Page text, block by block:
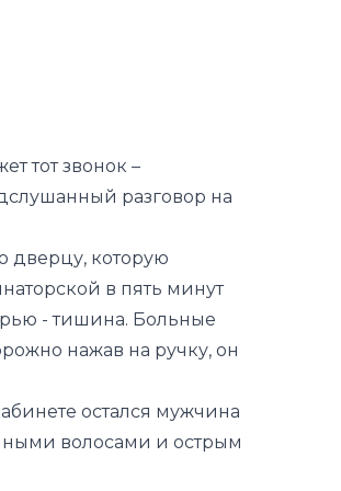
тот звонок –
разговор на
дверцу, которую
в пять минут
- тишина. Больные
нажав на ручку, он
остался мужчина
волосами и острым